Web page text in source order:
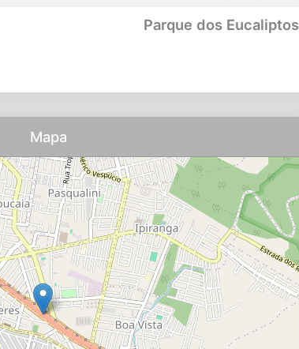
Parque dos Eucaliptos
Mapa